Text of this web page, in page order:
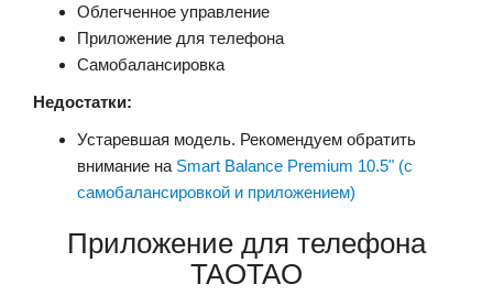
Облегченное управление
Приложение для телефона
Самобалансировка
Недостатки:
Устаревшая модель. Рекомендуем обратить
внимание на Smart Balance Premium 10.5" (с
самобалансировкой и приложением)
Приложение для телефона
TAOTAO